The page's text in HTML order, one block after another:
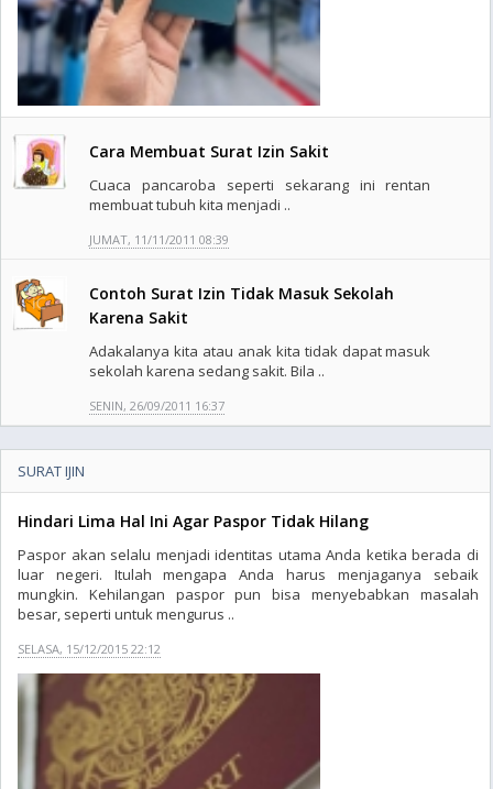
Cara Membuat Surat Izin Sakit
Cuaca pancaroba seperti sekarang ini rentan
membuat tubuh kita menjadi ..
JUMAT, 11/11/2011 08:39
Contoh Surat Izin Tidak Masuk Sekolah
Karena Sakit
Adakalanya kita atau anak kita tidak dapat masuk
sekolah karena sedang sakit. Bila ..
SENIN, 26/09/2011 16:37
SURAT IJIN
Hindari Lima Hal Ini Agar Paspor Tidak Hilang
Paspor akan selalu menjadi identitas utama Anda ketika berada di
luar negeri. Itulah mengapa Anda harus menjaganya sebaik
mungkin. Kehilangan paspor pun bisa menyebabkan masalah
besar, seperti untuk mengurus ..
SELASA, 15/12/2015 22:12